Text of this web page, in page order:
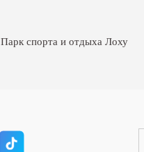
Парк спорта и отдыха Лоху